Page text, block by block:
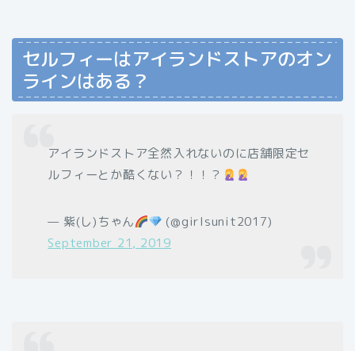
セルフィーはアイランドストアのオン
ラインはある？
アイランドストア全然入れないのに店舗限定セ
ルフィーとか酷くない？！！？
— 紫(し)ちゃん
(@girlsunit2017)
September 21, 2019